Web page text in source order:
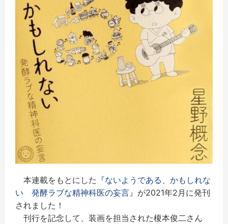
本連載をもとにした 『ないようである、かもしれな
い 発酵ラブな精神科医の妄言』 が2021年2月に発刊
されました！
刊行を記念して、装画を担当された榎本俊二さん